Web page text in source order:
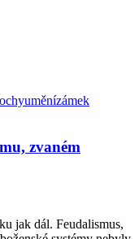
uměnízámek
zvaném
jak dál. Feudalismus,